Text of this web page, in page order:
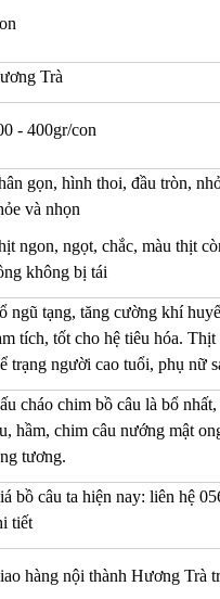
Trà
- 400gr/con
gọn, hình thoi, đầu tròn,
và nhọn
ngon, ngọt, chắc, màu thịt
không bị tái
ngũ tạng, tăng cường khí
tích, tốt cho hệ tiêu hóa.
trạng người cao tuổi, phụ nữ
cháo chim bồ câu là bổ
hầm, chim câu nướng mật
tương.
bồ câu ta hiện nay: liên hệ
tiết
hàng nội thành Hương Trà